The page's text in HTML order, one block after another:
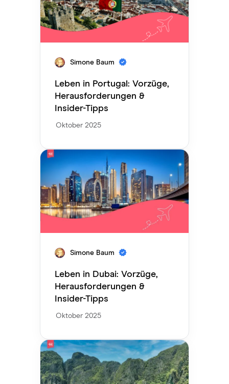
Simone Baum
Leben in Portugal: Vorzüge,
Herausforderungen &
Insider-Tipps
Oktober 2025
Simone Baum
Leben in Dubai: Vorzüge,
Herausforderungen &
Insider-Tipps
Oktober 2025